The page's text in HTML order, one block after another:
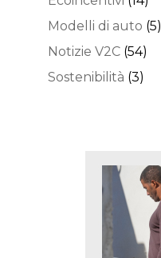
Modelli di auto (5)
Notizie V2C (54)
Sostenibilità (3)